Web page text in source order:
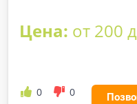
Цена: от 200
0 0